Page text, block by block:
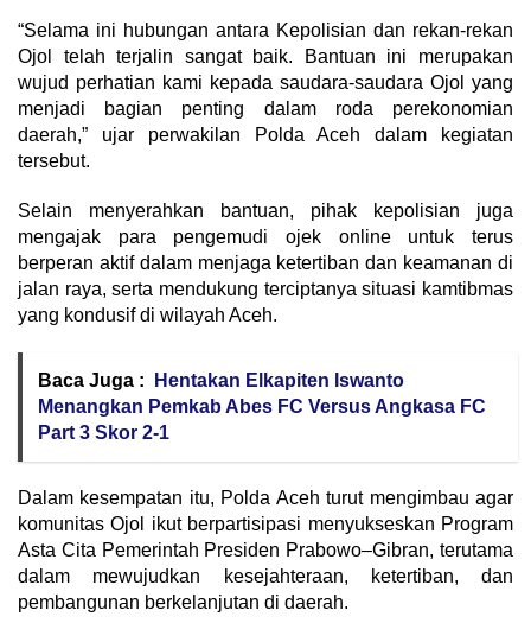
“Selama ini hubungan antara Kepolisian dan rekan-rekan
Ojol telah terjalin sangat baik. Bantuan ini merupakan
wujud perhatian kami kepada saudara-saudara Ojol yang
menjadi bagian penting dalam roda perekonomian
daerah,” ujar perwakilan Polda Aceh dalam kegiatan
tersebut.
Selain menyerahkan bantuan, pihak kepolisian juga
mengajak para pengemudi ojek online untuk terus
berperan aktif dalam menjaga ketertiban dan keamanan di
jalan raya, serta mendukung terciptanya situasi kamtibmas
yang kondusif di wilayah Aceh.
Baca Juga :
Hentakan Elkapiten Iswanto
Menangkan Pemkab Abes FC Versus Angkasa FC
Part 3 Skor 2-1
Dalam kesempatan itu, Polda Aceh turut mengimbau agar
komunitas Ojol ikut berpartisipasi menyukseskan Program
Asta Cita Pemerintah Presiden Prabowo–Gibran, terutama
dalam mewujudkan kesejahteraan, ketertiban, dan
pembangunan berkelanjutan di daerah.